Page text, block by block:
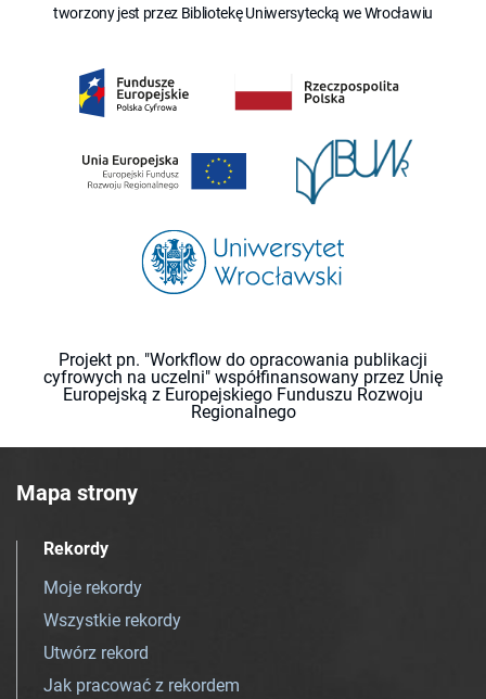
tworzony jest przez Bibliotekę Uniwersytecką we Wrocławiu
Projekt pn. "Workflow do opracowania publikacji
cyfrowych na uczelni" współfinansowany przez Unię
Europejską z Europejskiego Funduszu Rozwoju
Regionalnego
Mapa strony
Rekordy
Moje rekordy
Wszystkie rekordy
Utwórz rekord
Jak pracować z rekordem